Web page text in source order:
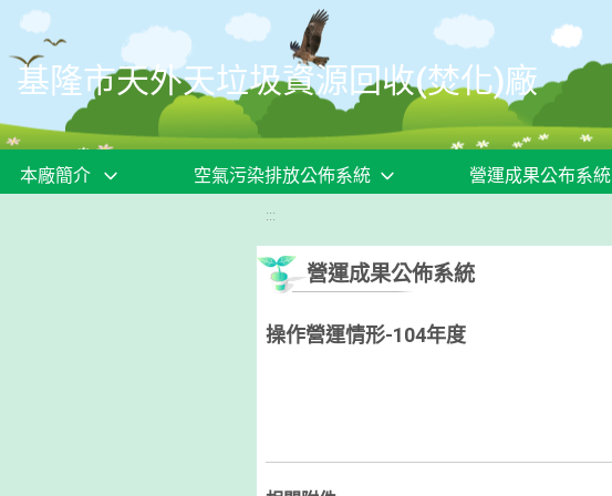
移至網頁之主要內容區位置
基隆市天外天垃圾資源回收(焚化)廠
本廠簡介 空氣污染排放公佈系統 營運成果公布系統
:::
營運成果公佈系統
操作營運情形-104年度